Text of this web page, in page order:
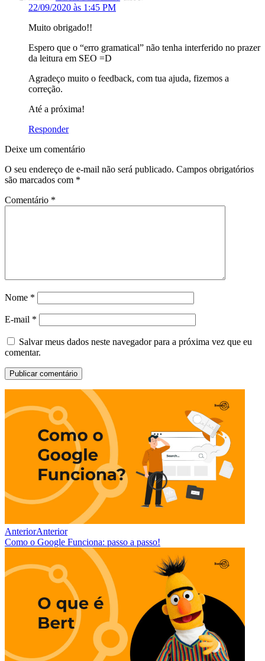
22/09/2020 às 1:45 PM
Muito obrigado!!
Espero que o “erro gramatical” não tenha interferido no prazer
da leitura em SEO =D
Agradeço muito o feedback, com tua ajuda, fizemos a
correção.
Até a próxima!
Responder
Deixe um comentário
O seu endereço de e-mail não será publicado. Campos obrigatórios
são marcados com *
Comentário *
Nome *
E-mail *
Salvar meus dados neste navegador para a próxima vez que eu
comentar.
AnteriorAnterior
Como o Google Funciona: passo a passo!